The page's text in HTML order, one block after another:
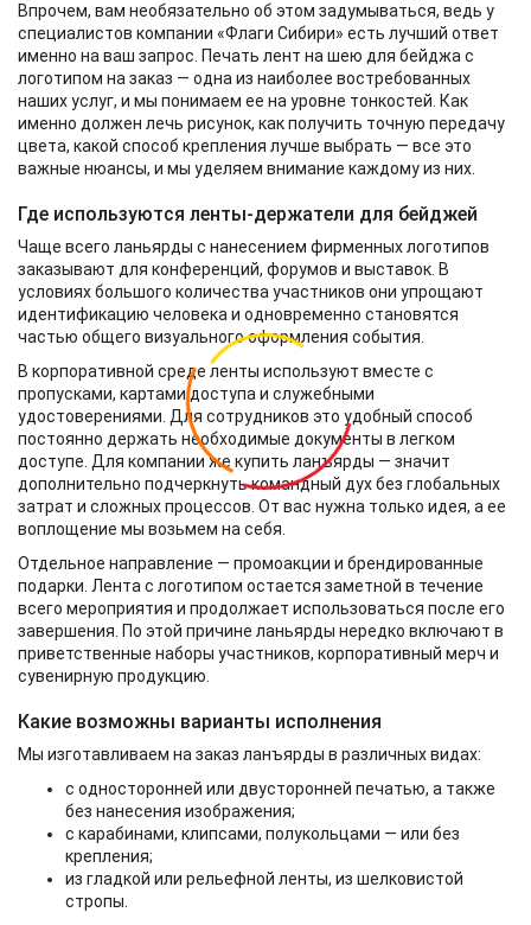
Впрочем, вам необязательно об этом задумываться, ведь у
специалистов компании «Флаги Сибири» есть лучший ответ
именно на ваш запрос. Печать лент на шею для бейджа с
логотипом на заказ — одна из наиболее востребованных
наших услуг, и мы понимаем ее на уровне тонкостей. Как
именно должен лечь рисунок, как получить точную передачу
цвета, какой способ крепления лучше выбрать — все это
важные нюансы, и мы уделяем внимание каждому из них.
Где используются ленты-держатели для бейджей
Чаще всего ланьярды с нанесением фирменных логотипов
заказывают для конференций, форумов и выставок. В
условиях большого количества участников они упрощают
идентификацию человека и одновременно становятся
частью общего визуального оформления события.
В корпоративной среде ленты используют вместе с
пропусками, картами доступа и служебными
удостоверениями. Для сотрудников это удобный способ
постоянно держать необходимые документы в легком
доступе. Для компании же купить ланъярды — значит
дополнительно подчеркнуть командный дух без глобальных
затрат и сложных процессов. От вас нужна только идея, а ее
воплощение мы возьмем на себя.
Отдельное направление — промоакции и брендированные
подарки. Лента с логотипом остается заметной в течение
всего мероприятия и продолжает использоваться после его
завершения. По этой причине ланьярды нередко включают в
приветственные наборы участников, корпоративный мерч и
сувенирную продукцию.
Какие возможны варианты исполнения
Мы изготавливаем на заказ ланъярды в различных видах:
с односторонней или двусторонней печатью, а также
без нанесения изображения;
с карабинами, клипсами, полукольцами — или без
крепления;
из гладкой или рельефной ленты, из шелковистой
стропы.